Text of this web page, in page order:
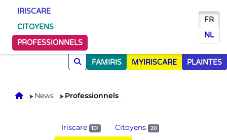
IRISCARE
CITOYENS
PROFESSIONNELS
FR
NL
FAMIRIS MYIRISCARE PLAINTES
Accueil
News Professionnels
Iriscare 101 Citoyens 20